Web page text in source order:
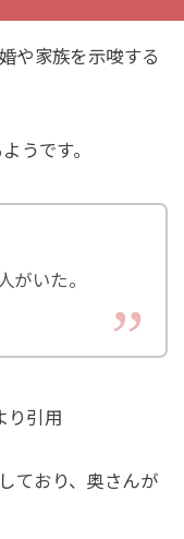
や家族を示唆する
うです。
がいた。
り引用
ており、奥さんが